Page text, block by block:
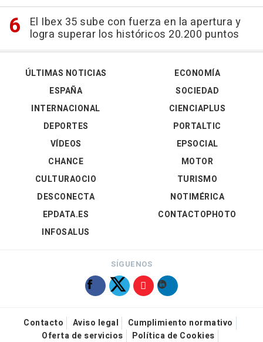
El Ibex 35 sube con fuerza en la apertura y
logra superar los históricos 20.200 puntos
ÚLTIMAS NOTICIAS
ESPAÑA
INTERNACIONAL
DEPORTES
VÍDEOS
ECONOMÍA
SOCIEDAD
CIENCIAPLUS
PORTALTIC
EPSOCIAL
CHANCE
CULTURAOCIO
DESCONECTA
EPDATA.ES
INFOSALUS
MOTOR
TURISMO
NOTIMÉRICA
CONTACTOPHOTO
SÍGUENOS
Contacto Aviso legal
Cumplimiento normativo
Oferta de servicios
Política de Cookies